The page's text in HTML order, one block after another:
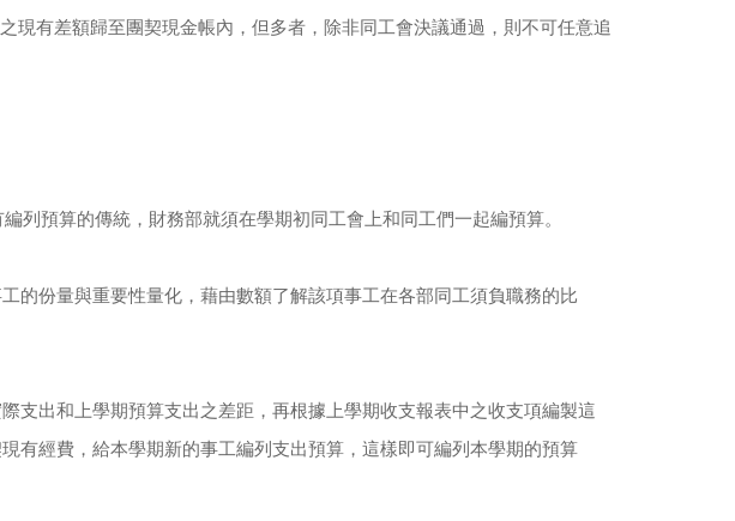
現有差額歸至團契現金帳內，但多者，除非同工會決議通過，則不可任意追
列預算的傳統，財務部就須在學期初同工會上和同工們一起編預算。
份量與重要性量化，藉由數額了解該項事工在各部同工須負職務的比
出和上學期預算支出之差距，再根據上學期收支報表中之收支項編製這
有經費，給本學期新的事工編列支出預算，這樣即可編列本學期的預算